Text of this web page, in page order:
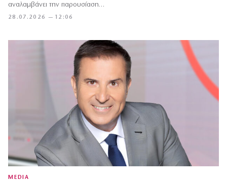
28.07.2026 — 12:06
αναλαμβάνει την παρουσίαση…
MEDIA